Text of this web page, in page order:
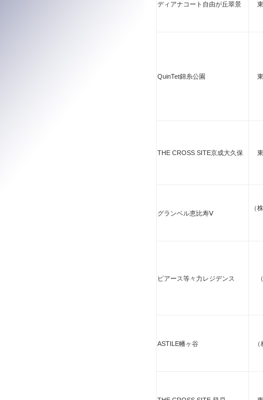
ディアナコート自由が丘翠景
QuinTet錦糸公園
THE CROSS SITE京成大久保
グランベル恵比寿Ⅴ
（
ピアース等々力レジデンス
ASTILE幡ヶ谷